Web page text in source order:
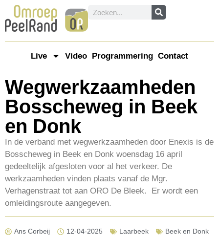
Live Video Programmering Contact
Wegwerkzaamheden
Bosscheweg in Beek
en Donk
In de verband met wegwerkzaamheden door Enexis is de
Bosscheweg in Beek en Donk woensdag 16 april
gedeeltelijk afgesloten voor al het verkeer. De
werkzaamheden vinden plaats vanaf de Mgr.
Verhagenstraat tot aan ORO De Bleek. Er wordt een
omleidingsroute aangegeven.
Ans Corbeij 12-04-2025 Laarbeek Beek en Donk